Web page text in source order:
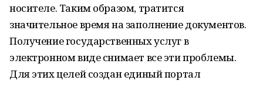
носителе. Таким образом, тратится
значительное время на заполнение документов.
Получение государственных услуг в
электронном виде снимает все эти проблемы.
Для этих целей создан единый портал